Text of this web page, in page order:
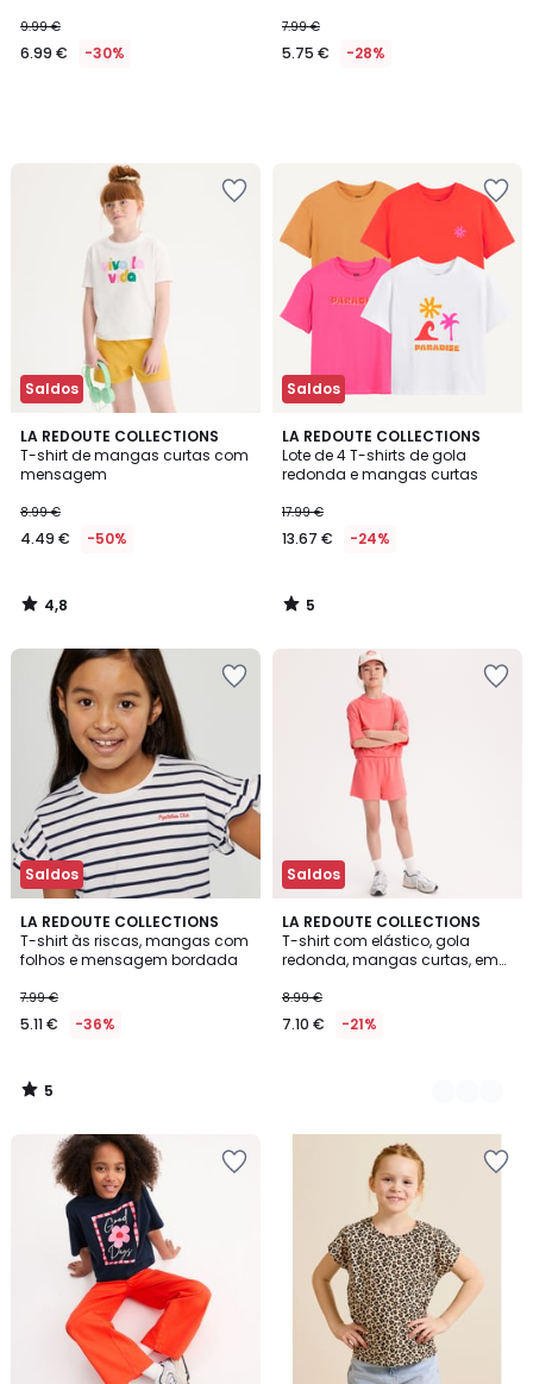
9.99 €
6.99 € -30%
7.99 €
5.75 € -28%
Saldos
LA REDOUTE COLLECTIONS
T-shirt de mangas curtas com
mensagem
8.99 €
4.49 € -50%
4,8
/ 5
4,8
/
Saldos
LA REDOUTE COLLECTIONS
Lote de 4 T-shirts de gola
redonda e mangas curtas
17.99 €
13.67 € -24%
5
/
5
5
/
Saldos
LA REDOUTE COLLECTIONS
T-shirt às riscas, mangas com
folhos e mensagem bordada
7.99 €
5.11 € -36%
5
/
5
5
/
Saldos
LA REDOUTE COLLECTIONS
T-shirt com elástico, gola
redonda, mangas curtas, em
8.99 €
7.10 € -21%
3
Cores